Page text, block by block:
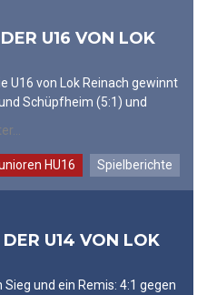
U16 VON LOK
U16 von Lok Reinach gewinnt
Schüpfheim (5:1) und
HU16 Spielberichte
U14 VON LOK
und ein Remis: 4:1 gegen